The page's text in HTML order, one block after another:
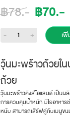
฿78.- ฿70.-
- + เ
วุ้นมะพร้าวถ้วยใ
ถ้วย
วุ้นมะพร้าวคิงส์ไอแลนด์ เป็นผ
การควบคุมน้ำหนัก มีใยอาหาร
หนับ สามารถเสิร์ฟคู่กับเมนูขน